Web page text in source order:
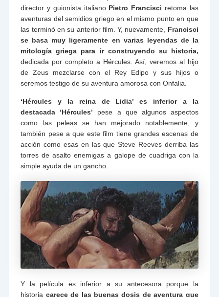
director y guionista italiano Pietro Francisci retoma las
aventuras del semidios griego en el mismo punto en que
las terminó en su anterior film. Y, nuevamente, Francisci
se basa muy ligeramente en varias leyendas de la
mitología griega para ir construyendo su historia,
dedicada por completo a Hércules. Así, veremos al hijo
de Zeus mezclarse con el Rey Edipo y sus hijos o
seremos testigo de su aventura amorosa con Onfalia.
‘Hércules y la reina de Lidia’ es inferior a la
destacada ‘Hércules’ pese a que algunos aspectos
como las peleas se han mejorado notablemente, y
también pese a que este film tiene grandes escenas de
acción como esas en las que Steve Reeves derriba las
torres de asalto enemigas a galope de cuadriga con la
simple ayuda de un gancho.
Y la película es inferior a su antecesora porque la
historia carece de las buenas dosis de aventura que